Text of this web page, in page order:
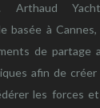
Arthaud
basée à
de partage
afin de créer
les forces